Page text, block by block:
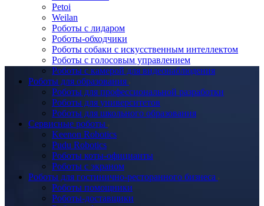
Petoi
Weilan
Роботы с лидаром
Роботы-обходчики
Роботы собаки с искусственным интеллектом
Роботы с голосовым управлением
Роботы с камерой для видеонаблюдения
Роботы для образования
Роботы для профессиональной разработки
Роботы для университетов
Роботы для школьного образования
Сервисные роботы
Keenon Robotics
Pudu Robotics
Роботы коты-официанты
Роботы с экраном
Роботы для гостинично-ресторанного бизнеса
Роботы помощники
Роботы-доставщики